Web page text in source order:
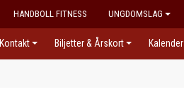
HANDBOLL FITNESS UNGDOMSLAG
Kontakt Biljetter & Årskort Kalender